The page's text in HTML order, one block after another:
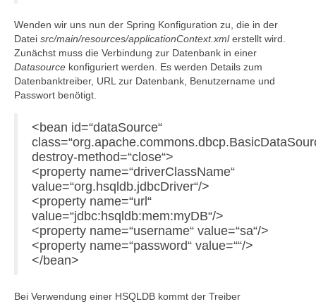
Wenden wir uns nun der Spring Konfiguration zu, die in der
Datei src/main/resources/applicationContext.xmlerstellt wird.
Zunächst muss die Verbindung zur Datenbank in einer
Datasource konfiguriert werden. Es werden Details zum
Datenbanktreiber, URL zur Datenbank, Benutzername und
Passwort benötigt.
<bean id=“dataSource“
destroy-method=“close“>
<property name=“driverClassName“
value=“org.hsqldb.jdbcDriver“/>
<property name=“url“
value=“jdbc:hsqldb:mem:myDB“/>
<property name=“username“ value=“sa“/>
<property name=“password“ value=““/>
</bean>
Bei Verwendung einer HSQLDB kommt der Treiber